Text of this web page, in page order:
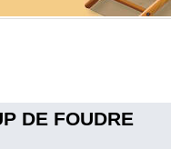
DE FOUDRE